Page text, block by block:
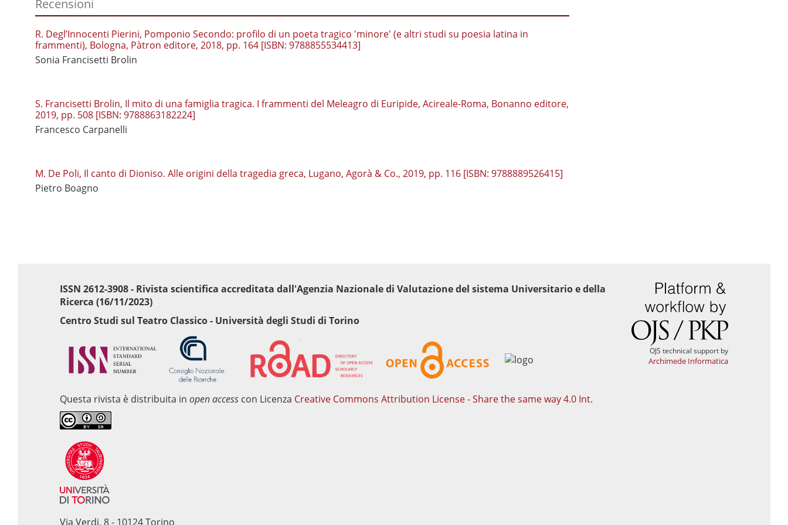
Recensioni
R. Degl’Innocenti Pierini, Pomponio Secondo: profilo di un poeta tragico 'minore' (e altri studi su poesia latina in
frammenti), Bologna, Pàtron editore, 2018, pp. 164 [ISBN: 9788855534413]
Sonia Francisetti Brolin
S. Francisetti Brolin, Il mito di una famiglia tragica. I frammenti del Meleagro di Euripide, Acireale-Roma, Bonanno editore,
2019, pp. 508 [ISBN: 9788863182224]
Francesco Carpanelli
M. De Poli, Il canto di Dioniso. Alle origini della tragedia greca, Lugano, Agorà & Co., 2019, pp. 116 [ISBN: 9788889526415]
Pietro Boagno
ISSN 2612-3908 - Rivista scientifica accreditata dall'Agenzia Nazionale di Valutazione del sistema Universitario e della
Ricerca (16/11/2023)
Centro Studi sul Teatro Classico - Università degli Studi di Torino
Questa rivista è distribuita in open access con Licenza Creative Commons Attribution License - Share the same way 4.0 Int.
Via Verdi, 8 - 10124 Torino
OJS technical support by
Archimede Informatica